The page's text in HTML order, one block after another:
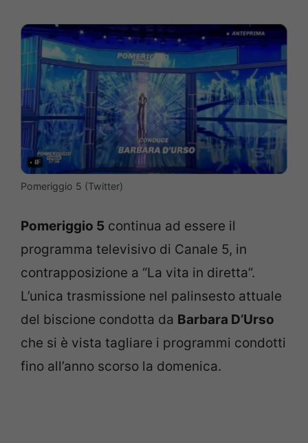
Pomeriggio 5 (Twitter)
Pomeriggio 5 continua ad essere il
programma televisivo di Canale 5, in
contrapposizione a “La vita in diretta”.
L’unica trasmissione nel palinsesto attuale
del biscione condotta da Barbara D’Urso
che si è vista tagliare i programmi condotti
fino all’anno scorso la domenica.